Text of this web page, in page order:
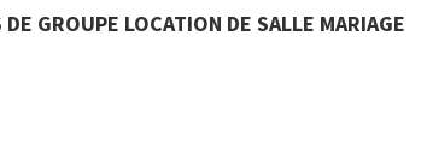
GROUPE LOCATION DE SALLE MARIAGE